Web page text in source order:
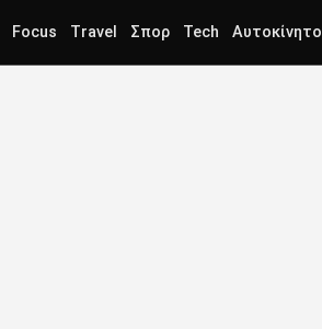
Focus Travel Σπορ Tech Αυτοκίνητο